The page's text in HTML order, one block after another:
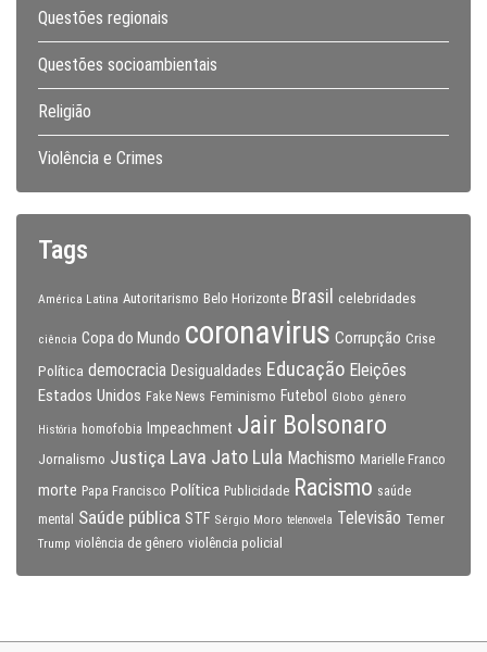
Questões regionais
Questões socioambientais
Religião
Violência e Crimes
Tags
América Latina Autoritarismo Belo Horizonte Brasil celebridades
ciência Copa do Mundo coronavirus Corrupção Crise
Política democracia Desigualdades Educação Eleições
Estados Unidos Fake News Feminismo Futebol Globo gênero
História homofobia Impeachment Jair Bolsonaro
Jornalismo Justiça Lava Jato Lula Machismo Marielle Franco
morte Papa Francisco Política Publicidade Racismo saúde
mental
Saúde pública STF Sérgio Moro telenovela Televisão Temer
Trump violência de gênero violência policial